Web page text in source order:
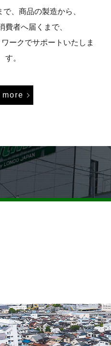
、商品の製造から、
費者へ届くまで、
ークでサポートいたしま
す。
more